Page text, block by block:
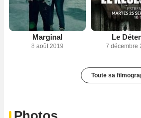
Marginal
8 août 2019
Le
7 décembre
Toute sa